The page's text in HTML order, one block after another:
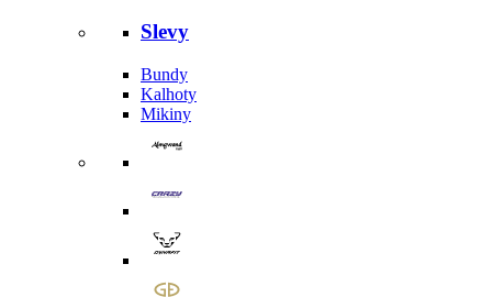
Slevy
Bundy
Kalhoty
Mikiny